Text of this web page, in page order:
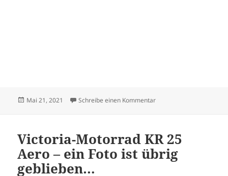
Veröffentlicht
Mai 21, 2021 Schreibe einen Kommentarzu Victoria – Hochrad,
Victoria-Motorrad KR 25
Aero – ein Foto ist übrig
geblieben…